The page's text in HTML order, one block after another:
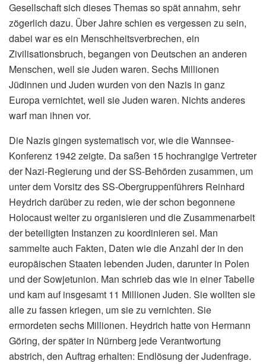
Gesellschaft sich dieses Themas so spät annahm, sehr
zögerlich dazu. Über Jahre schien es vergessen zu sein,
dabei war es ein Menschheitsverbrechen, ein
Zivilisationsbruch, begangen von Deutschen an anderen
Menschen, weil sie Juden waren. Sechs Millionen
Jüdinnen und Juden wurden von den Nazis in ganz
Europa vernichtet, weil sie Juden waren. Nichts anderes
warf man ihnen vor.
Die Nazis gingen systematisch vor, wie die Wannsee-
Konferenz 1942 zeigte. Da saßen 15 hochrangige Vertreter
der Nazi-Regierung und der SS-Behörden zusammen, um
unter dem Vorsitz des SS-Obergruppenführers Reinhard
Heydrich darüber zu reden, wie der schon begonnene
Holocaust weiter zu organisieren und die Zusammenarbeit
der beteiligten Instanzen zu koordinieren sei. Man
sammelte auch Fakten, Daten wie die Anzahl der in den
europäischen Staaten lebenden Juden, darunter in Polen
und der Sowjetunion. Man schrieb das wie in einer Tabelle
und kam auf insgesamt 11 Millionen Juden. Sie wollten sie
alle zu fassen kriegen, um sie zu vernichten. Sie
ermordeten sechs Millionen. Heydrich hatte von Hermann
Göring, der später in Nürnberg jede Verantwortung
abstrich, den Auftrag erhalten: Endlösung der Judenfrage.